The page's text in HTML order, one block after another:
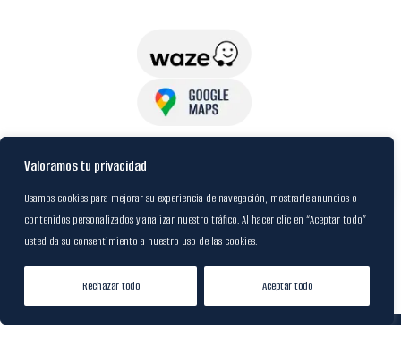
Valoramos tu privacidad
Usamos cookies para mejorar su experiencia de navegación, mostrarle anuncios o
contenidos personalizados y analizar nuestro tráfico. Al hacer clic en “Aceptar todo”
usted da su consentimiento a nuestro uso de las cookies.
Rechazar todo Aceptar todo
USuarios
Política de Datos
Certificación FSC